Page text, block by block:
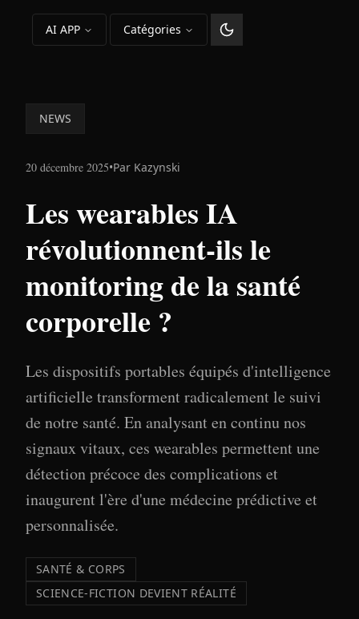
AI APP Catégories
Changer le thème
NEWS
20 décembre 2025•Par Kazynski
Les wearables IA
révolutionnent-ils le
monitoring de la santé
corporelle ?
Les dispositifs portables équipés d'intelligence
artificielle transforment radicalement le suivi
de notre santé. En analysant en continu nos
signaux vitaux, ces wearables permettent une
détection précoce des complications et
inaugurent l'ère d'une médecine prédictive et
personnalisée.
SANTÉ & CORPS
SCIENCE-FICTION DEVIENT RÉALITÉ